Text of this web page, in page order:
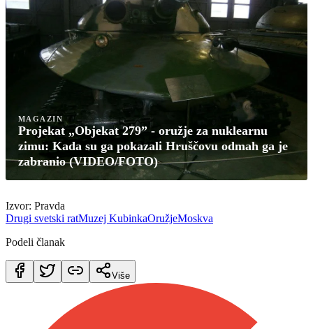
MAGAZIN
Projekat „Objekat 279” - oružje za nuklearnu
zimu: Kada su ga pokazali Hruščovu odmah ga je
zabranio (VIDEO/FOTO)
Izvor: Pravda
Drugi svetski ratMuzej KubinkaOružjeMoskva
Podeli članak
Više